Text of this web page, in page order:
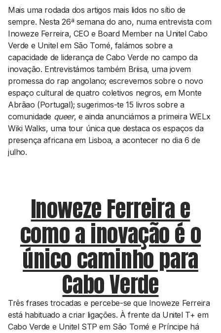
Contactos
EMAIL
GERAL@BANTUMEN.COM
WHATSAPP
+351 912 127 577
Pesquisar
Mais uma rodada dos artigos mais lidos no sítio de
sempre. Nesta 26ª semana do ano, numa entrevista com
Inoweze Ferreira, CEO e Board Member na Unitel Cabo
Verde e Unitel em São Tomé, falámos sobre a
capacidade de liderança de Cabo Verde no campo da
inovação. Entrevistámos também Briisa, uma jovem
promessa do rap angolano; escrevemos sobre o novo
espaço cultural de quatro coletivos negros, em Monte
Abrãao (Portugal); sugerimos-te 15 livros sobre a
comunidade queer, e ainda anunciámos a primeira WELx
Wiki Walks, uma tour única que destaca os espaços da
presença africana em Lisboa, a acontecer no dia 6 de
julho.
Inoweze Ferreira e
como a inovação é o
único caminho para
Cabo Verde
Três frases trocadas e percebe-se que Inoweze Ferreira
está habituado a criar ligações. À frente da Unitel T+ em
Cabo Verde e Unitel STP em São Tomé e Príncipe há